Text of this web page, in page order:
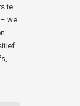
te
we